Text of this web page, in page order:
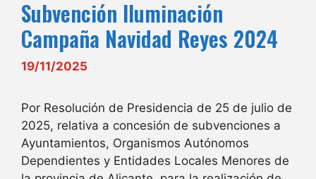
Subvención Iluminación
Campaña Navidad Reyes 2024
19/11/2025
Por Resolución de Presidencia de 25 de julio de
2025, relativa a concesión de subvenciones a
Ayuntamientos, Organismos Autónomos
Dependientes y Entidades Locales Menores de